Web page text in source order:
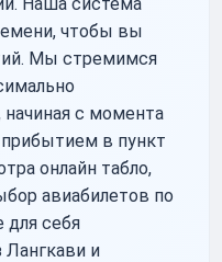
чтобы вы
Мы стремимся
с момента
прибытием в пункт
онлайн табло,
авиабилетов по
себя
Лангкави и